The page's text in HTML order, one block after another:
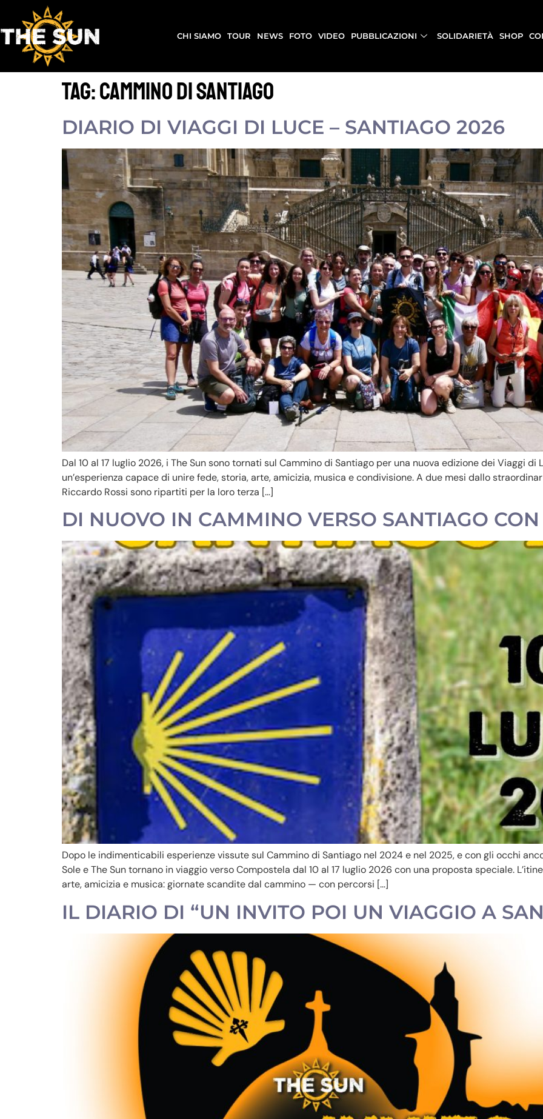
CHI SIAMO TOUR NEWS FOTO VIDEO PUBBLICAZIONI SOLIDARIETÀ SHOP
Tag:cammino di santiago
DIARIO DI VIAGGI DI LUCE – SANTIAGO 2026
Dal 10 al 17 luglio 2026, i The Sun sono tornati sul Cammino di Santiago per una nuova edizione dei Viaggi
un’esperienza capace di unire fede, storia, arte, amicizia, musica e condivisione. A due mesi dallo
Riccardo Rossi sono ripartiti per la loro terza […]
DI NUOVO IN CAMMINO VERSO SANTIAGO
Dopo le indimenticabili esperienze vissute sul Cammino di Santiago nel 2024 e nel 2025, e con gli occhi
Sole e The Sun tornano in viaggio verso Compostela dal 10 al 17 luglio 2026 con una proposta speciale.
arte, amicizia e musica: giornate scandite dal cammino — con percorsi […]
IL DIARIO DI “UN INVITO POI UN VIAGGIO A